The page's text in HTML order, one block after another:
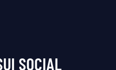
SOCIAL